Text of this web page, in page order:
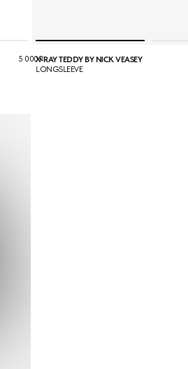
5 000₽
X-RAY TEDDY BY NICK VEASEY
LONGSLEEVE